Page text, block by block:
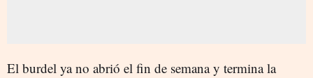
El burdel ya no abrió el fin de semana y termina la